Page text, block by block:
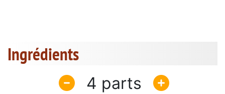
Ingrédients
4